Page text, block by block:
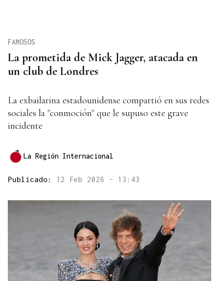
La prometida de Mick Jagger, atacada en
un club de Londres
FAMOSOS
La exbailarina estadounidense compartió en sus redes
sociales la "conmoción" que le supuso este grave
incidente
La Región Internacional
Publicado: 12 Feb 2026 - 13:43